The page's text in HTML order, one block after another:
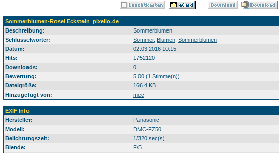
Sommerblumen-Rosel Eckstein_pixelio.de
Beschreibung:
Sommerblumen
Schlüsselwörter:
Sommer, Blumen Sommerblumen
Datum:
02.03.2016 10:15
Hits:
1752120
Downloads:
0
Bewertung:
5.00 (1 Stimme(n))
Dateigröße:
166.4 KB
Hinzugefügt von:
mec
EXIF Info
Hersteller:
Panasonic
Modell:
DMC-FZ50
Belichtungszeit:
1/320 sec(s)
Blende:
F/5